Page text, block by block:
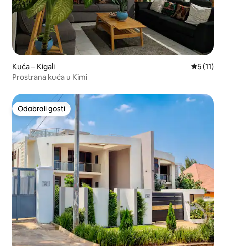
Kuća – Kigali
5 (11)
Prostrana kuća u Kimi
Odabrali gosti
Odabrali gosti